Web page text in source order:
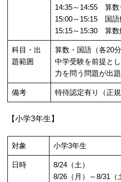
14:35～14:55 算数
15:00～15:15 国語
15:15～15:30 算数
科目・出
題範囲
算数・国語（各20分
中学受験を前提と
力を問う問題が出題
備考 特待認定有り（正規
【小学3年生】
対象 小学3年生
日時
8/24（土）
8/26（月）～8/31（